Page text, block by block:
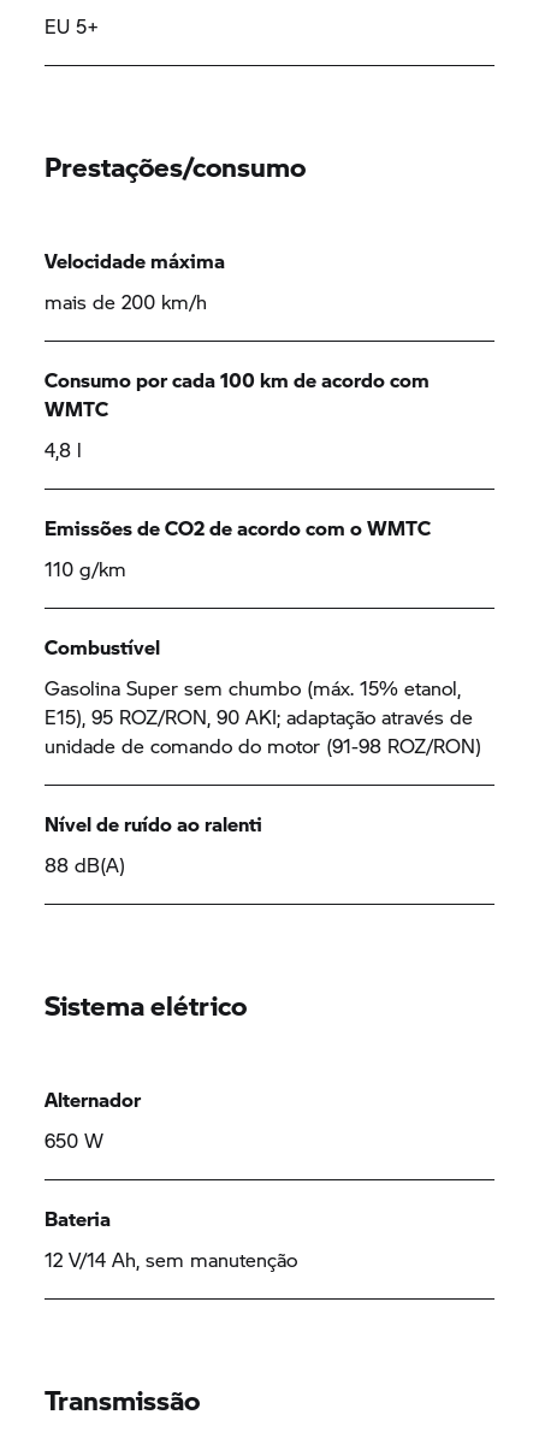
EU 5+
Prestações/consumo
Velocidade máxima
mais de 200 km/h
Consumo por cada 100 km de acordo com
WMTC
4,8 l
Emissões de CO2 de acordo com o WMTC
110 g/km
Combustível
Gasolina Super sem chumbo (máx. 15% etanol,
E15), 95 ROZ/RON, 90 AKI; adaptação através de
unidade de comando do motor (91-98 ROZ/RON)
Nível de ruído ao ralenti
88 dB(A)
Sistema elétrico
Alternador
650 W
Bateria
12 V/14 Ah, sem manutenção
Transmissão